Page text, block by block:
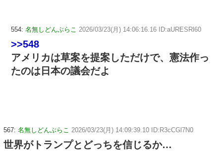
554: 名無しどんぶらこ 2026/03/23(月) 14:06:16.16 ID:aURESRl60
>>548
アメリカは草案を提案しただけで、憲法作っ
たのは日本の議会だよ
567: 名無しどんぶらこ 2026/03/23(月) 14:09:39.10 ID:R3cCGl7N0
世界がトランプとどっちを信じるか…